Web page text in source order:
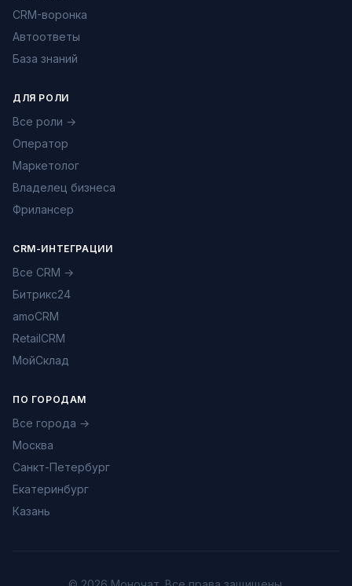
CRM-воронка
Автоответы
База знаний
ДЛЯ РОЛИ
Все роли →
Оператор
Маркетолог
Владелец бизнеса
Фрилансер
CRM-ИНТЕГРАЦИИ
Все CRM →
Битрикс24
amoCRM
RetailCRM
МойСклад
ПО ГОРОДАМ
Все города →
Москва
Санкт-Петербург
Екатеринбург
Казань